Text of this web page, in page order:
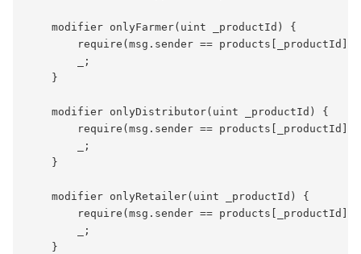
    modifier onlyFarmer(uint _productId) {
require(msg.sender ==
        _;
    }
    modifier onlyDistributor(uint _productId) {
require(msg.sender ==
        _;
    }
    modifier onlyRetailer(uint _productId) {
require(msg.sender ==
        _;
    }